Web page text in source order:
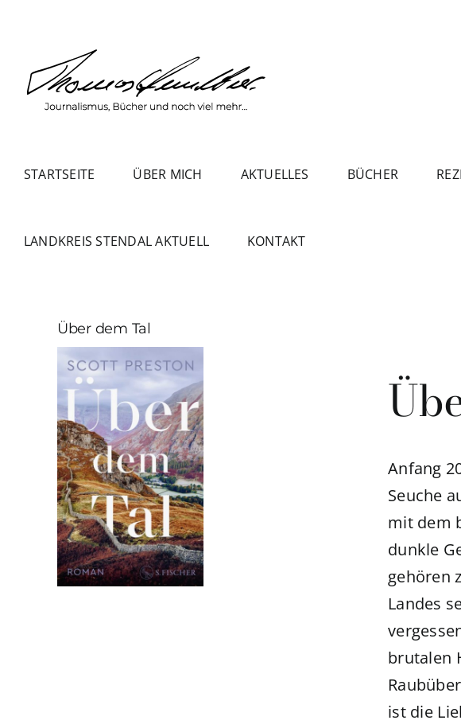
springen
STARTSEITE ÜBER MICH AKTUELLES BÜCHER
LANDKREIS STENDAL AKTUELL KONTAKT
Über dem Tal
Anfang
Seuche
mit dem
dunkle
gehören
Landes
brutalen
ist die